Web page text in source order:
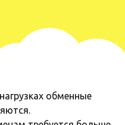
обменные